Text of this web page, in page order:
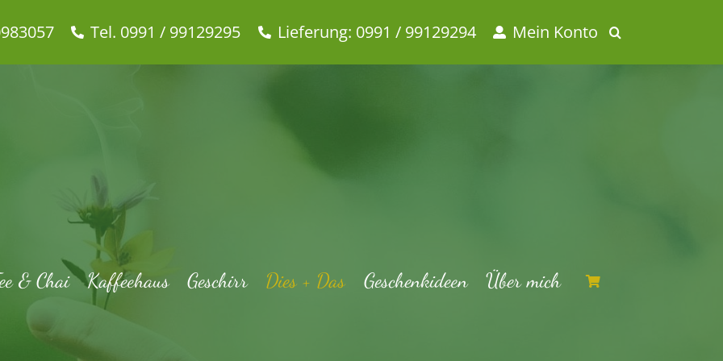
Tel. 0991 / 99129295 Lieferung: 0991 / 99129294 Mein Konto
& Chai Kaffeehaus Geschirr Dies + Das Geschenkideen Über mich